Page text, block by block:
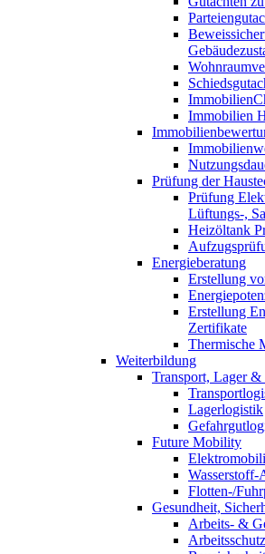
Immobilien
Prüfung der
Prüfung
Lüftungs-,
Heizöltank
Energieberatung
Erstellung
Erstellung
Zertifikate
Thermische
Weiterbildung
Transport, Lager &
Lagerlogistik
Future Mobility
Wasserstoff-
Flotten-/
Gesundheit,
Arbeits- &